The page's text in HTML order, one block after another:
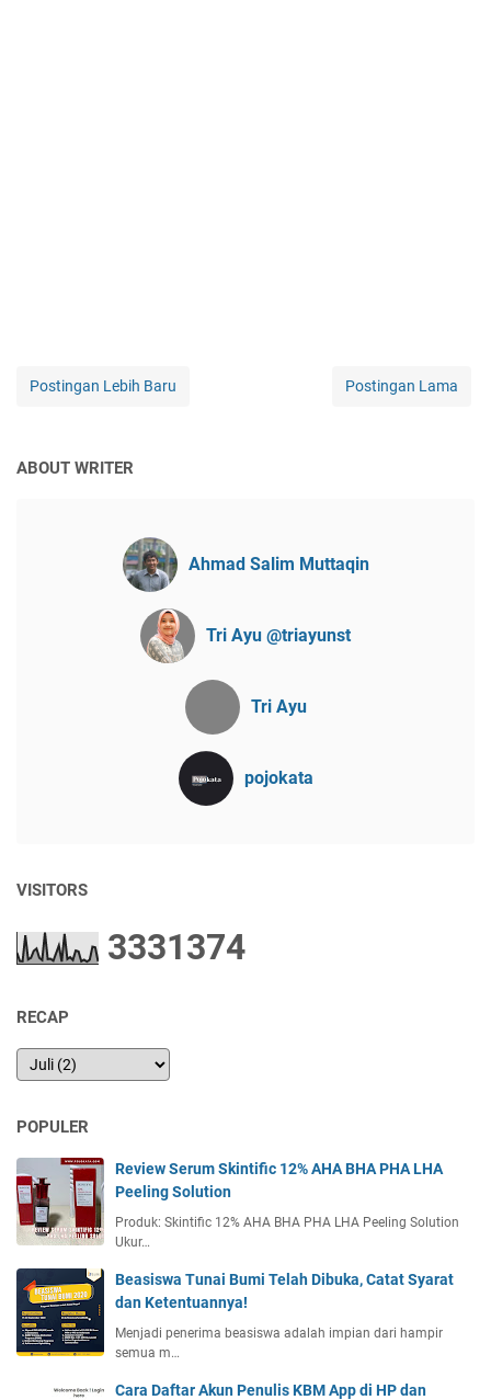
Postingan Lebih Baru Postingan Lama
ABOUT WRITER
Ahmad Salim Muttaqin
Tri Ayu @triayunst
Tri Ayu
pojokata
VISITORS
3331374
RECAP
POPULER
Review Serum Skintific 12% AHA BHA PHA LHA
Peeling Solution
Produk: Skintific 12% AHA BHA PHA LHA Peeling Solution
Ukur…
Beasiswa Tunai Bumi Telah Dibuka, Catat Syarat
dan Ketentuannya!
Menjadi penerima beasiswa adalah impian dari hampir
semua m…
Cara Daftar Akun Penulis KBM App di HP dan